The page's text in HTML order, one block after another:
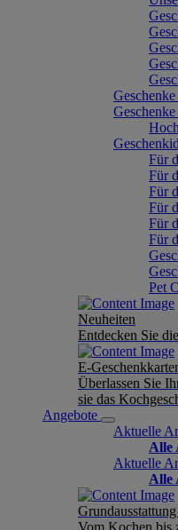
Für
Für
Für
Für
Für
Für
Pet
Neuheiten
Entdecken Sie
E-
Überlassen Sie
sie das
Angebote
Aktuelle
Alle
Aktuelle
Alle
Vom Kochen bis